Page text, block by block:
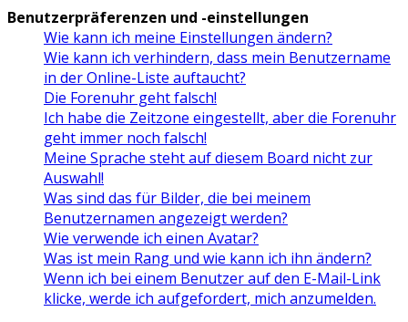
Benutzerpräferenzen und -einstellungen
Wie kann ich meine Einstellungen ändern?
Wie kann ich verhindern, dass mein Benutzername
in der Online-Liste auftaucht?
Die Forenuhr geht falsch!
Ich habe die Zeitzone eingestellt, aber die Forenuhr
geht immer noch falsch!
Meine Sprache steht auf diesem Board nicht zur
Auswahl!
Was sind das für Bilder, die bei meinem
Benutzernamen angezeigt werden?
Wie verwende ich einen Avatar?
Was ist mein Rang und wie kann ich ihn ändern?
Wenn ich bei einem Benutzer auf den E-Mail-Link
klicke, werde ich aufgefordert, mich anzumelden.